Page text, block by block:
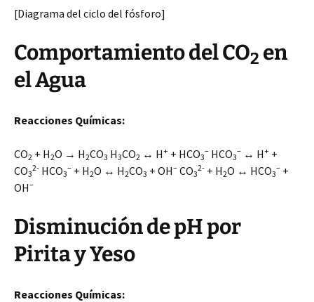
[Diagrama del ciclo del fósforo]
Comportamiento del CO2 en
el Agua
Reacciones Químicas:
CO2 + H2O → H2CO3 H3CO2 ↔ H+ + HCO3
– HCO3
– ↔ H+ +
CO3
2- HCO3
– + H2O ↔ H2CO3 + OH– CO3
2- + H2O ↔ HCO3
– +
OH–
Disminución de pH por
Pirita y Yeso
Reacciones Químicas: